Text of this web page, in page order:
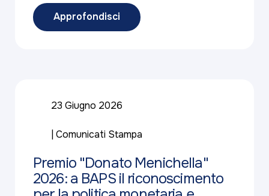
Approfondisci
23 Giugno 2026
Comunicati Stampa
Premio "Donato Menichella"
2026: a BAPS il riconoscimento